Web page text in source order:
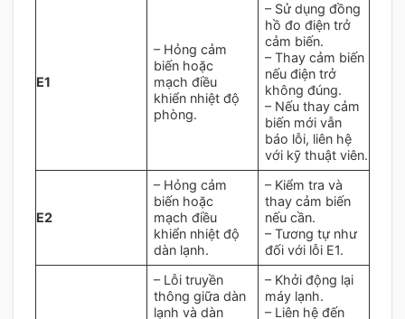
E1
– Hỏng cảm
biến hoặc
mạch điều
khiển nhiệt độ
phòng.
– Sử dụng đồng
hồ đo điện trở
cảm biến.
– Thay cảm biến
nếu điện trở
không đúng.
– Nếu thay cảm
biến mới vẫn
báo lỗi, liên hệ
với kỹ thuật viên.
E2
– Hỏng cảm
biến hoặc
mạch điều
khiển nhiệt độ
dàn lạnh.
– Kiểm tra và
thay cảm biến
nếu cần.
– Tương tự như
đối với lỗi E1.
– Lỗi truyền
thông giữa dàn
lạnh và dàn
– Khởi động lại
máy lạnh.
– Liên hệ đến